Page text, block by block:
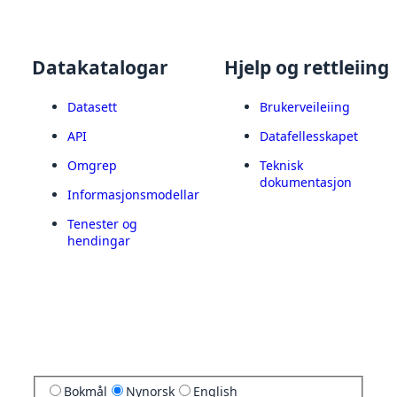
Datakatalogar
Datasett
API
Omgrep
Informasjonsmodellar
Tenester og
hendingar
Hjelp og rettleiing
Brukerveileiing
Datafellesskapet
Teknisk
dokumentasjon
Bokmål Nynorsk English